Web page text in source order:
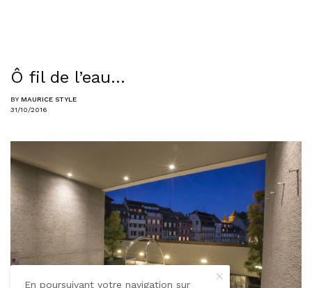
Ô fil de l’eau…
BY MAURICE STYLE
31/10/2016
En poursuivant votre navigation sur